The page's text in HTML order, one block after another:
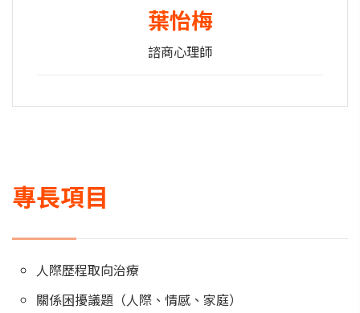
葉怡梅
諮商心理師
專長項目
人際歷程取向治療
關係困擾議題（人際、情感、家庭）